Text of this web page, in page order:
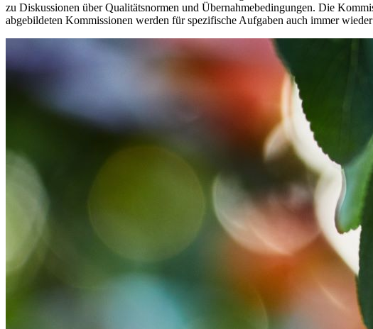
zu Diskussionen über Qualitätsnormen und Übernahmebedingungen. Die
abgebildeten Kommissionen werden für spezifische Aufgaben auch immer